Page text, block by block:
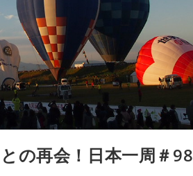
の再会！日本一周＃98